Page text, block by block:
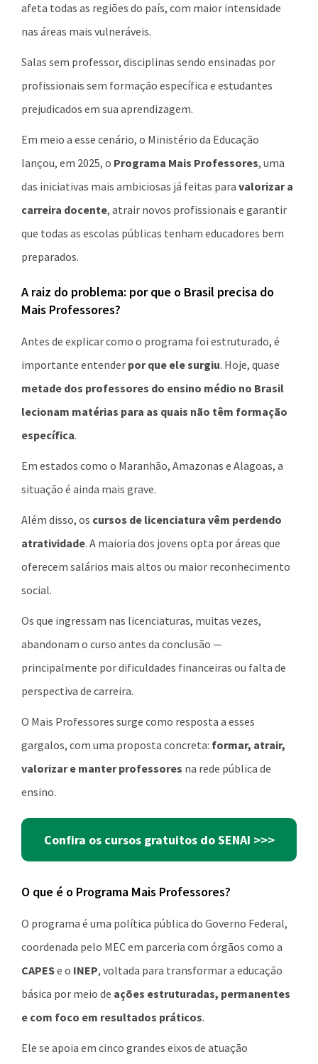
afeta todas as regiões do país, com maior intensidade
nas áreas mais vulneráveis.
Salas sem professor, disciplinas sendo ensinadas por
profissionais sem formação específica e estudantes
prejudicados em sua aprendizagem.
Em meio a esse cenário, o Ministério da Educação
lançou, em 2025, o Programa Mais Professores, uma
das iniciativas mais ambiciosas já feitas para valorizar a
carreira docente, atrair novos profissionais e garantir
que todas as escolas públicas tenham educadores bem
preparados.
A raiz do problema: por que o Brasil precisa do
Mais Professores?
Antes de explicar como o programa foi estruturado, é
importante entender por que ele surgiu. Hoje, quase
metade dos professores do ensino médio no Brasil
lecionam matérias para as quais não têm formação
específica.
Em estados como o Maranhão, Amazonas e Alagoas, a
situação é ainda mais grave.
Além disso, os cursos de licenciatura vêm perdendo
atratividade. A maioria dos jovens opta por áreas que
oferecem salários mais altos ou maior reconhecimento
social.
Os que ingressam nas licenciaturas, muitas vezes,
abandonam o curso antes da conclusão —
principalmente por dificuldades financeiras ou falta de
perspectiva de carreira.
O Mais Professores surge como resposta a esses
gargalos, com uma proposta concreta: formar, atrair,
valorizar e manter professores na rede pública de
ensino.
Confira os cursos gratuitos do SENAI >>>
O que é o Programa Mais Professores?
O programa é uma política pública do Governo Federal,
coordenada pelo MEC em parceria com órgãos como a
CAPESe o INEP, voltada para transformar a educação
básica por meio de ações estruturadas, permanentes
e com foco em resultados práticos.
Ele se apoia em cinco grandes eixos de atuação